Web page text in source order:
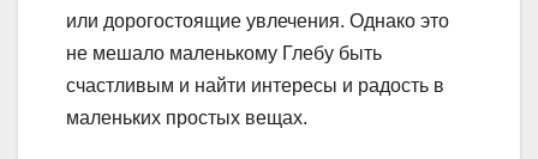
или дорогостоящие увлечения. Однако это
не мешало маленькому Глебу быть
счастливым и найти интересы и радость в
маленьких простых вещах.